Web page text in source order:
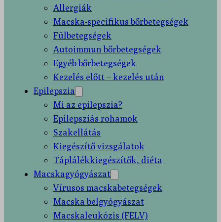
Allergiák
Macska-specifikus bőrbetegségek
Fülbetegségek
Autoimmun bőrbetegségek
Egyéb bőrbetegségek
Kezelés előtt – kezelés után
Epilepszia
Mi az epilepszia?
Epilepsziás rohamok
Szakellátás
Kiegészítő vizsgálatok
Táplálékkiegészítők, diéta
Macskagyógyászat
Vírusos macskabetegségek
Macska belgyógyászat
Macskaleukózis (FELV)